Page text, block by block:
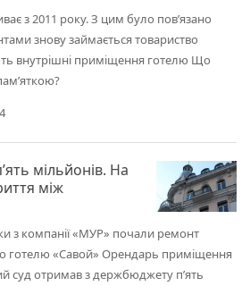
з 2011 року. З цим було пов’язано
знову займається товариство
внутрішні приміщення готелю Що
мільйонів. На
між
з компанії «МУР» почали ремонт
готелю «Савой» Орендарь приміщення
суд отримав з держбюджету п’ять